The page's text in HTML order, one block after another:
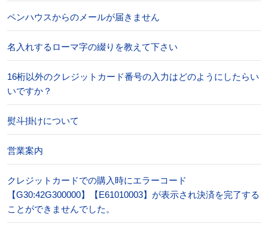
ペンハウスからのメールが届きません
名入れするローマ字の綴りを教えて下さい
16桁以外のクレジットカード番号の入力はどのようにしたらい
いですか？
熨斗掛けについて
営業案内
クレジットカードでの購入時にエラーコード
【G30:42G300000】【E61010003】が表示され決済を完了する
ことができませんでした。